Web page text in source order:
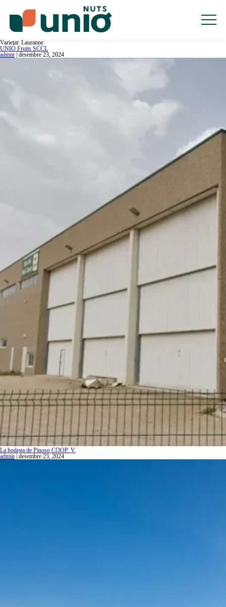
HOME
PRODUCTES
INDÚSTRIA
RETAIL
CONTACTE
Varietat: Lauranne
UNIÓ Fruits SCCL
admin desembre 23, 2024
La bodega de Pinoso COOP. V.
admin desembre 23, 2024